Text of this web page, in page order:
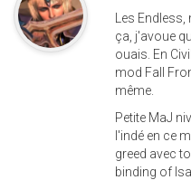
Les
ça, j'avoue
ouais. En
mod Fall
même.
Petite MaJ
l'indé en ce
greed avec
binding of